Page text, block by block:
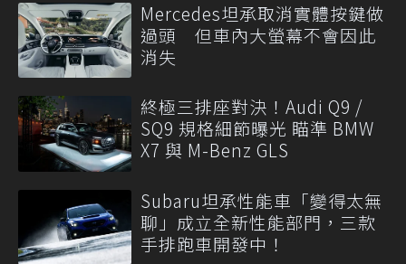
Mercedes坦承取消實體按鍵做
過頭 但車內大螢幕不會因此
消失
終極三排座對決！Audi Q9 /
SQ9 規格細節曝光 瞄準 BMW
X7 與 M-Benz GLS
Subaru坦承性能車「變得太無
聊」成立全新性能部門，三款
手排跑車開發中！